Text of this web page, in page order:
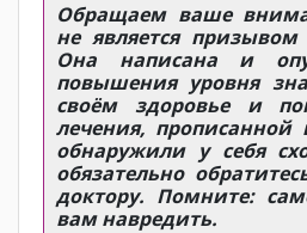
Обращаем ваше
не является
Она написана и
повышения уровня
своём здоровье и
лечения,
обнаружили у себя
обязательно
доктору. Помните:
вам навредить.